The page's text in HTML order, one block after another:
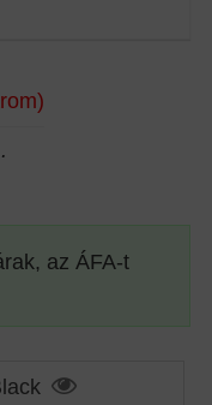
az ÁFA-t